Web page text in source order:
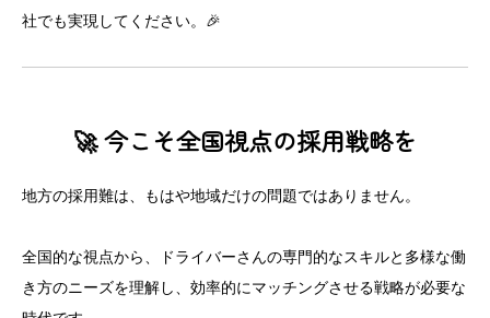
社でも実現してください。🎉
🚀 今こそ全国視点の採用戦略を
地方の採用難は、もはや地域だけの問題ではありません。
全国的な視点から、ドライバーさんの専門的なスキルと多様な働
き方のニーズを理解し、効率的にマッチングさせる戦略が必要な